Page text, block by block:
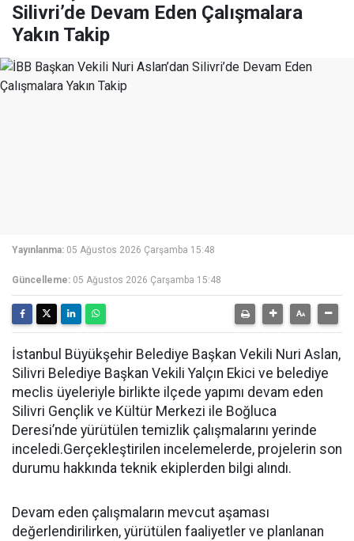
Silivri’de Devam Eden Çalışmalara
Yakın Takip
Yayınlanma: 05 Ağustos 2026 Çarşamba 15:48
Güncelleme: 05 Ağustos 2026 Çarşamba 15:48
İstanbul Büyükşehir Belediye Başkan Vekili Nuri Aslan,
Silivri Belediye Başkan Vekili Yalçın Ekici ve belediye
meclis üyeleriyle birlikte ilçede yapımı devam eden
Silivri Gençlik ve Kültür Merkezi ile Boğluca
Deresi’nde yürütülen temizlik çalışmalarını yerinde
inceledi.Gerçekleştirilen incelemelerde, projelerin son
durumu hakkında teknik ekiplerden bilgi alındı.
Devam eden çalışmaların mevcut aşaması
değerlendirilirken, yürütülen faaliyetler ve planlanan